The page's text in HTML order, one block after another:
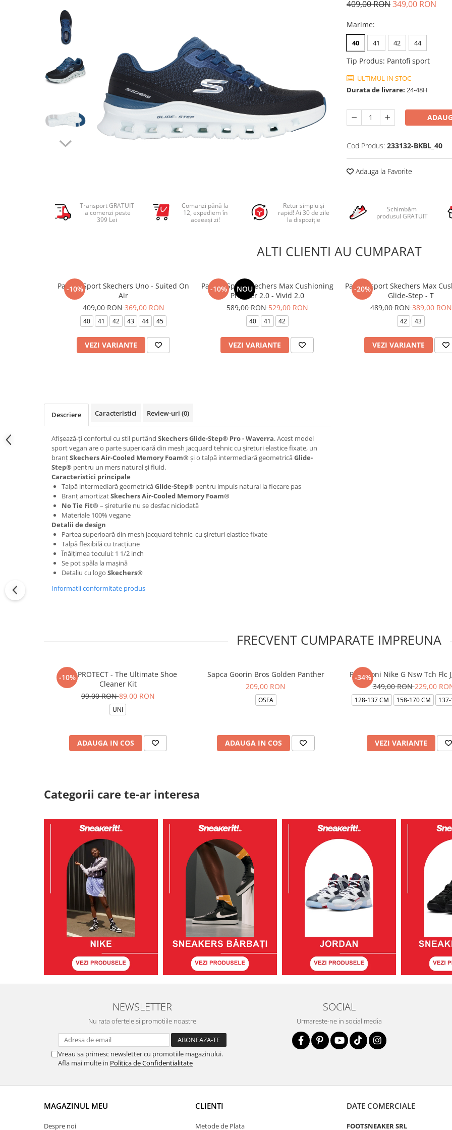
Pantaloni lungi copii
Geci si veste copii
Pantaloni scurti Copii
Ingrijire incaltaminte
409,00 RON349,00 RON
Marime:
40 41 42 44
Tip Produs: Pantofi sport
ULTIMUL IN STOC
Durata de livrare: 24-48H
Cod Produs: 233132-BKBL_40
Adauga la Favorite
Transport GRATUIT
la comenzi peste
399 Lei
Comanzi până la
12, expediem în
aceeași zi!
Retur simplu și
rapid! Ai 30 de zile
la dispoziție
Schimbăm
produsul GRATUIT
ALTI CLIENTI AU CUMPARAT
-10%
Pantofi Sport Skechers Uno - Suited On
Air
409,00 RON369,00 RON
40 41 42 43 44 45
VEZI VARIANTE
-10% NOU
Pantofi Sport Skechers Max Cushioning
Premier 2.0 - Vivid 2.0
589,00 RON529,00 RON
40 41 42
VEZI VARIANTE
-20%
Pantofi sport Skechers Max
Glide-Step - T
489,00 RON389,00 RON
42 43
VEZI VARIANTE
Descriere Caracteristici Review-uri (0)
Afișează-ți confortul cu stil purtând Skechers Glide-Step® Pro - Waverra. Acest model
sport vegan are o parte superioară din mesh jacquard tehnic cu șireturi elastice fixate, un
branțSkechers Air-Cooled Memory Foam®și o talpă intermediară geometricăGlide-
Step® pentru un mers natural și fluid.
Caracteristici principale
Talpă intermediară geometricăGlide-Step® pentru impuls natural la fiecare pas
Branț amortizatSkechers Air-Cooled Memory Foam®
No Tie Fit®– șireturile nu se desfac niciodată
Materiale 100% vegane
Detalii de design
Partea superioară din mesh jacquard tehnic, cu șireturi elastice fixate
Talpă flexibilă cu tracțiune
Înălțimea tocului: 1 1/2 inch
Se pot spăla la mașină
Detaliu cu logo Skechers®
Informatii conformitate produs
FRECVENT CUMPARATE IMPREUNA
-10%
CREP PROTECT - The Ultimate Shoe
Cleaner Kit
99,00 RON89,00 RON
UNI
ADAUGA IN COS
Sapca Goorin Bros Golden Panther
209,00 RON
OSFA
ADAUGA IN COS
-34%
Pantaloni Nike G Nsw Tch Flc
349,00 RON229,00
128-137 CM 158-170 CM
VEZI VARIANTE
Categorii care te-ar interesa
NEWSLETTER
Nu rata ofertele si promotiile noastre
Vreau sa primesc newsletter cu promotiile magazinului.
Afla mai multe in Politica de Confidentialitate
SOCIAL
Urmareste-ne in social media
MAGAZINUL MEU
Despre noi
CLIENTI
Metode de Plata
DATE COMERCIALE
FOOTSNEAKER SRL